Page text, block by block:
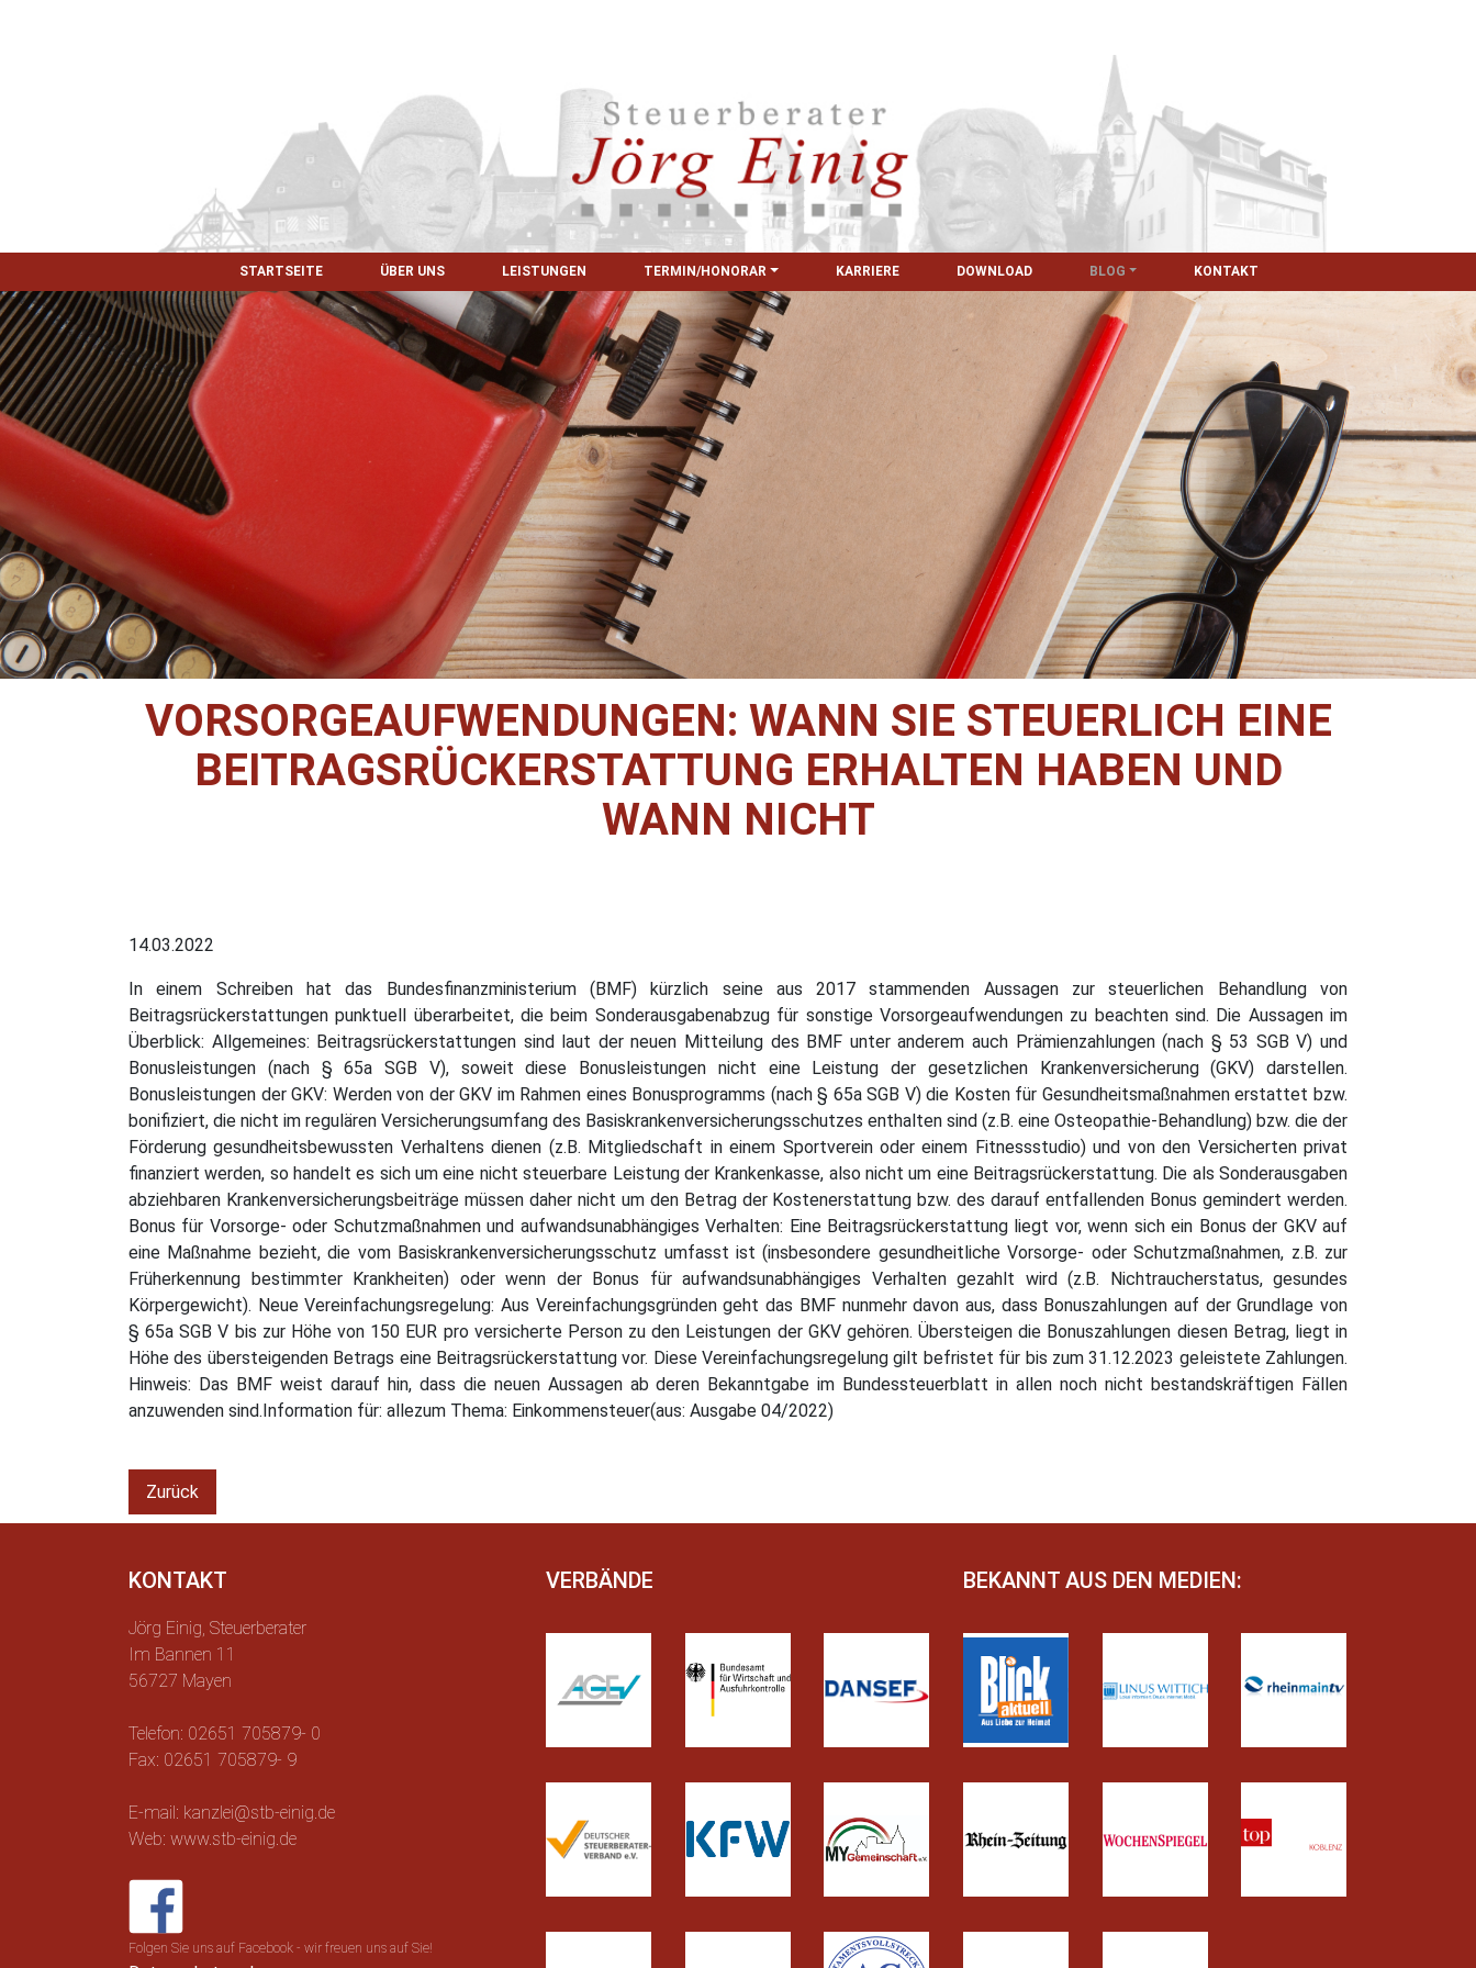
STARTSEITE ÜBER UNS LEISTUNGEN TERMIN/HONORAR KARRIERE DOWNLOAD BLOG KONTAKT
VORSORGEAUFWENDUNGEN: WANN SIE STEUERLICH EINE
BEITRAGSRÜCKERSTATTUNG ERHALTEN HABEN UND
WANN NICHT
14.03.2022
In einem Schreiben hat das Bundesfinanzministerium (BMF) kürzlich seine aus 2017 stammenden Aussagen zur steuerlichen Behandlung von
Beitragsrückerstattungen punktuell überarbeitet, die beim Sonderausgabenabzug für sonstige Vorsorgeaufwendungen zu beachten sind. Die Aussagen im
Überblick: Allgemeines: Beitragsrückerstattungen sind laut der neuen Mitteilung des BMF unter anderem auch Prämienzahlungen (nach § 53 SGB V) und
Bonusleistungen (nach § 65a SGB V), soweit diese Bonusleistungen nicht eine Leistung der gesetzlichen Krankenversicherung (GKV) darstellen.
Bonusleistungen der GKV: Werden von der GKV im Rahmen eines Bonusprogramms (nach § 65a SGB V) die Kosten für Gesundheitsmaßnahmen erstattet bzw.
bonifiziert, die nicht im regulären Versicherungsumfang des Basiskrankenversicherungsschutzes enthalten sind (z.B. eine Osteopathie-Behandlung) bzw. die der
Förderung gesundheitsbewussten Verhaltens dienen (z.B. Mitgliedschaft in einem Sportverein oder einem Fitnessstudio) und von den Versicherten privat
finanziert werden, so handelt es sich um eine nicht steuerbare Leistung der Krankenkasse, also nicht um eine Beitragsrückerstattung. Die als Sonderausgaben
abziehbaren Krankenversicherungsbeiträge müssen daher nicht um den Betrag der Kostenerstattung bzw. des darauf entfallenden Bonus gemindert werden.
Bonus für Vorsorge- oder Schutzmaßnahmen und aufwandsunabhängiges Verhalten: Eine Beitragsrückerstattung liegt vor, wenn sich ein Bonus der GKV auf
eine Maßnahme bezieht, die vom Basiskrankenversicherungsschutz umfasst ist (insbesondere gesundheitliche Vorsorge- oder Schutzmaßnahmen, z.B. zur
Früherkennung bestimmter Krankheiten) oder wenn der Bonus für aufwandsunabhängiges Verhalten gezahlt wird (z.B. Nichtraucherstatus, gesundes
Körpergewicht). Neue Vereinfachungsregelung: Aus Vereinfachungsgründen geht das BMF nunmehr davon aus, dass Bonuszahlungen auf der Grundlage von
§ 65a SGB V bis zur Höhe von 150 EUR pro versicherte Person zu den Leistungen der GKV gehören. Übersteigen die Bonuszahlungen diesen Betrag, liegt in
Höhe des übersteigenden Betrags eine Beitragsrückerstattung vor. Diese Vereinfachungsregelung gilt befristet für bis zum 31.12.2023 geleistete Zahlungen.
Hinweis: Das BMF weist darauf hin, dass die neuen Aussagen ab deren Bekanntgabe im Bundessteuerblatt in allen noch nicht bestandskräftigen Fällen
anzuwenden sind.Information für: allezum Thema: Einkommensteuer(aus: Ausgabe 04/2022)
Zurück
KONTAKT
Jörg Einig, Steuerberater
Im Bannen 11
56727 Mayen
Telefon: 02651 705879- 0
Fax: 02651 705879- 9
E-mail: kanzlei@stb-einig.de
Web: www.stb-einig.de
Folgen Sie uns auf Facebook - wir freuen uns auf Sie!
VERBÄNDE BEKANNT AUS DEN MEDIEN: